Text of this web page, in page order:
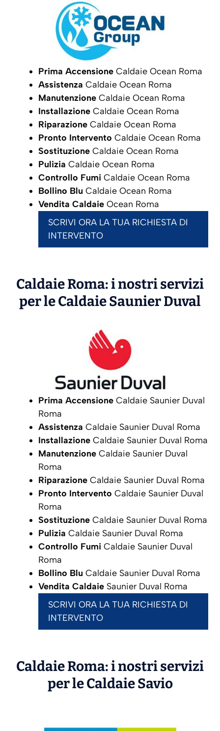
Prima Accensione Caldaie Ocean Roma
Assistenza Caldaie Ocean Roma
Manutenzione Caldaie Ocean Roma
Installazione Caldaie Ocean Roma
Riparazione Caldaie Ocean Roma
Pronto Intervento Caldaie Ocean Roma
Sostituzione Caldaie Ocean Roma
Pulizia Caldaie Ocean Roma
Controllo Fumi Caldaie Ocean Roma
Bollino Blu Caldaie Ocean Roma
Vendita Caldaie Ocean Roma
SCRIVI ORA LA TUA RICHIESTA DI
INTERVENTO
Caldaie Roma: i nostri servizi
per le CaldaieSaunier Duval
Prima Accensione Caldaie Saunier Duval
Roma
Assistenza Caldaie Saunier Duval Roma
Installazione Caldaie Saunier Duval Roma
Manutenzione Caldaie Saunier Duval
Roma
Riparazione Caldaie Saunier Duval Roma
Pronto Intervento Caldaie Saunier Duval
Roma
Sostituzione Caldaie Saunier Duval Roma
Pulizia Caldaie Saunier Duval Roma
Controllo Fumi Caldaie Saunier Duval
Roma
Bollino Blu Caldaie Saunier Duval Roma
Vendita Caldaie Saunier Duval Roma
SCRIVI ORA LA TUA RICHIESTA DI
INTERVENTO
Caldaie Roma: i nostri servizi
per le CaldaieSavio